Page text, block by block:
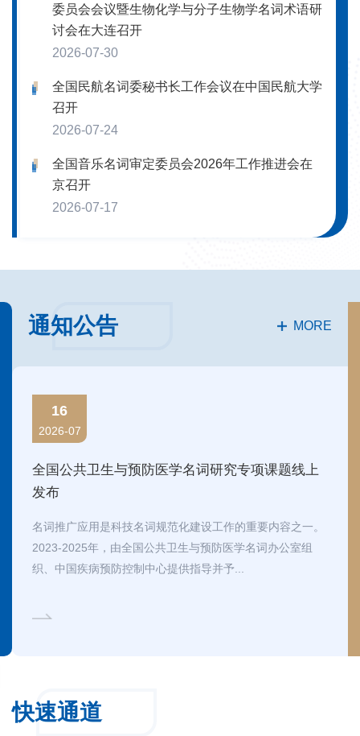
委员会会议暨生物化学与分子生物学名词术语研
讨会在大连召开
2026-07-30
全国民航名词委秘书长工作会议在中国民航大学
召开
2026-07-24
全国音乐名词审定委员会2026年工作推进会在
京召开
2026-07-17
通知公告 MORE
16
2026-07
全国公共卫生与预防医学名词研究专项课题线上
发布
名词推广应用是科技名词规范化建设工作的重要内容之一。
2023-2025年，由全国公共卫生与预防医学名词办公室组
织、中国疾病预防控制中心提供指导并予...
快速通道